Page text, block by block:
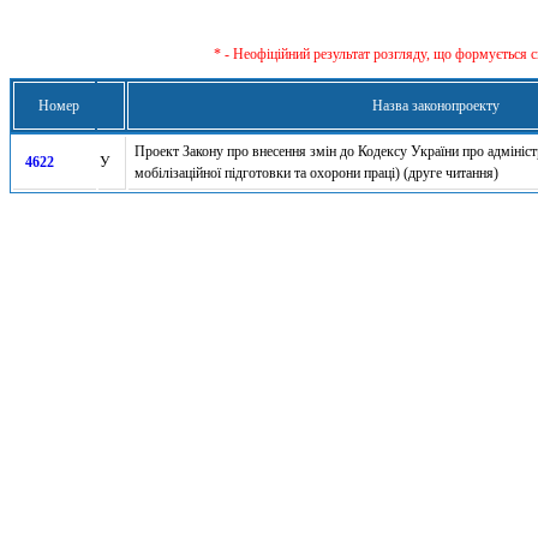
* - Неофіційний результат розгляду, що формується
Номер Назва законопроекту
4622 У
Проект Закону про внесення змін до Кодексу України про
мобілізаційної підготовки та охорони праці) (друге читання)